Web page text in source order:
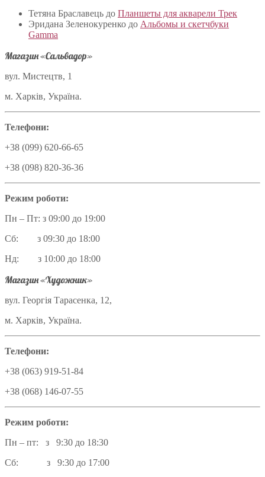
Тетяна Браславець до Планшеты для акварели Трек
Эридана Зеленокуренко до Альбомы и скетчбуки
Gamma
Магазин «Сальвадор»
вул. Мистецтв, 1
м. Харків, Україна.
Телефони:
+38 (099) 620-66-65
+38 (098) 820-36-36
Режим роботи:
Пн – Пт: з 09:00 до 19:00
Сб: з 09:30 до 18:00
Нд: з 10:00 до 18:00
Магазин «Художник»
вул. Георгія Тарасенка, 12,
м. Харків, Україна.
Телефони:
+38 (063) 919-51-84
+38 (068) 146-07-55
Режим роботи:
Пн – пт: з 9:30 до 18:30
Сб: з 9:30 до 17:00